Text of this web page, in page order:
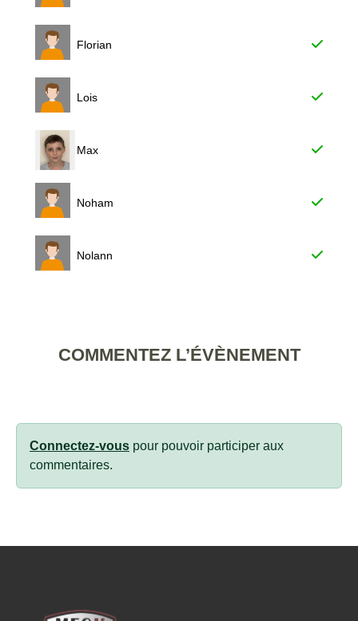
Florian
Lois
Max
Noham
Nolann
COMMENTEZ L’ÉVÈNEMENT
Connectez-vous pour pouvoir participer aux
commentaires.